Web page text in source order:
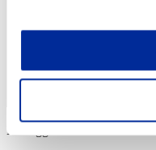
Punteggio: -